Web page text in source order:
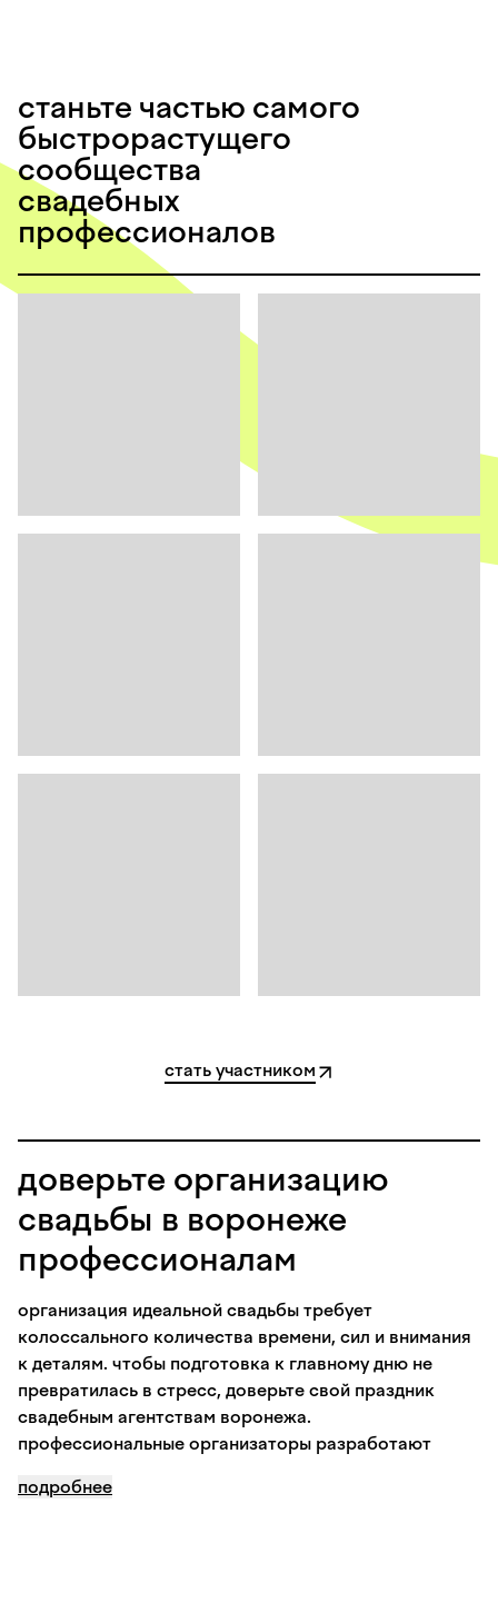
станьте частью самого
быстрорастущего
сообщества
свадебных
профессионалов
стать участником
доверьте организацию
свадьбы в воронеже
профессионалам
организация идеальной свадьбы требует
колоссального количества времени, сил и внимания
к деталям. чтобы подготовка к главному дню не
превратилась в стресс, доверьте свой праздник
свадебным агентствам воронежа.
профессиональные организаторы разработают
распределят бюджет и помогут забронировать
подробнее